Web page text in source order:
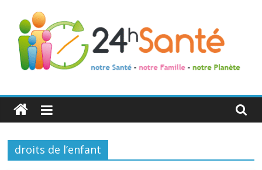
24h
Santé
Ladroits de l’enfant